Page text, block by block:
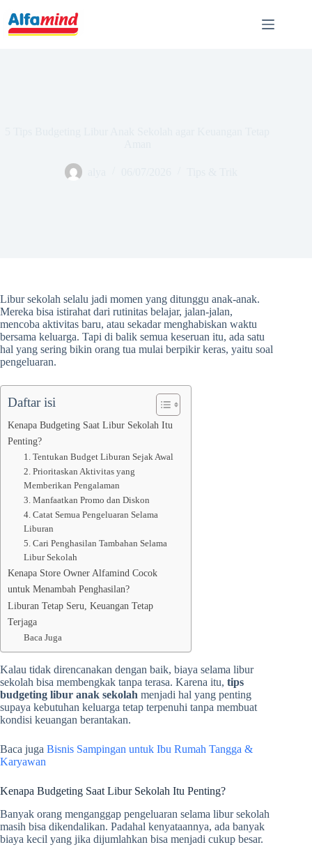
Libur sekolah selalu jadi momen yang ditunggu anak-anak.
Mereka bisa istirahat dari rutinitas belajar, jalan-jalan,
mencoba aktivitas baru, atau sekadar menghabiskan waktu
bersama keluarga. Tapi di balik semua keseruan itu, ada satu
hal yang sering bikin orang tua mulai berpikir keras, yaitu soal
pengeluaran.
Daftar isi
Kenapa Budgeting Saat Libur Sekolah Itu
Penting?
1. Tentukan Budget Liburan Sejak Awal
2. Prioritaskan Aktivitas yang
Memberikan Pengalaman
3. Manfaatkan Promo dan Diskon
4. Catat Semua Pengeluaran Selama
Liburan
5. Cari Penghasilan Tambahan Selama
Libur Sekolah
Kenapa Store Owner Alfamind Cocok
untuk Menambah Penghasilan?
Liburan Tetap Seru, Keuangan Tetap
Terjaga
Baca Juga
Kalau tidak direncanakan dengan baik, biaya selama libur
sekolah bisa membengkak tanpa terasa. Karena itu, tips
budgeting libur anak sekolah menjadi hal yang penting
supaya kebutuhan keluarga tetap terpenuhi tanpa membuat
kondisi keuangan berantakan.
Baca juga Bisnis Sampingan untuk Ibu Rumah Tangga &
Karyawan
Kenapa Budgeting Saat Libur Sekolah Itu Penting?
Banyak orang menganggap pengeluaran selama libur sekolah
masih bisa dikendalikan. Padahal kenyataannya, ada banyak
biaya kecil yang jika dijumlahkan bisa menjadi cukup besar.